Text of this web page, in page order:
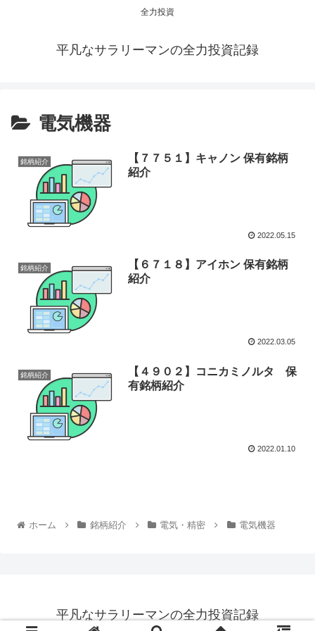
全力投資
平凡なサラリーマンの全力投資記録
電気機器
銘柄紹介
【７７５１】キャノン 保有銘柄
紹介
2022.05.15
銘柄紹介
【６７１８】アイホン 保有銘柄
紹介
2022.03.05
銘柄紹介
【４９０２】コニカミノルタ 保
有銘柄紹介
2022.01.10
ホーム 銘柄紹介 電気・精密 電気機器
平凡なサラリーマンの全力投資記録